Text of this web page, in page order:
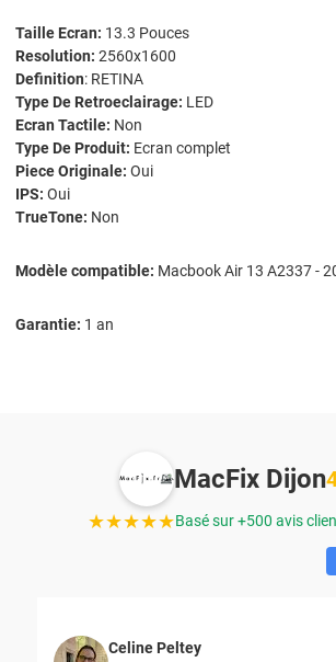
Taille Ecran: 13.3 Pouces
Resolution: 2560x1600
Definition: RETINA
Type De Retroeclairage: LED
Ecran Tactile: Non
Type De Produit: Ecran complet
Piece Originale: Oui
IPS: Oui
TrueTone: Non
Modèle compatible: Macbook Air 13 A2337 -
Garantie: 1 an
MacFix Dijon
★★★★★Basé sur +500 avis
Celine Peltey